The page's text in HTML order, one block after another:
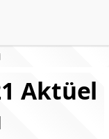
Aktüel